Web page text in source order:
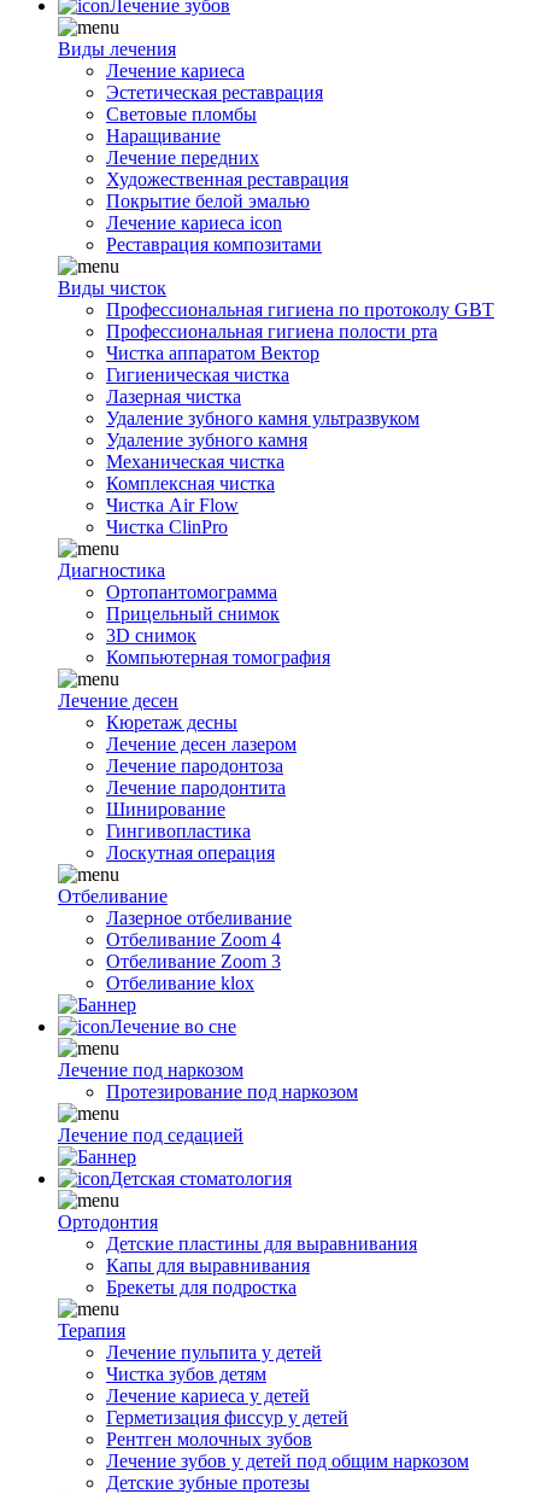
Лечение зубов
Виды лечения
Лечение кариеса
Эстетическая реставрация
Световые пломбы
Наращивание
Лечение передних
Художественная реставрация
Покрытие белой эмалью
Лечение кариеса icon
Реставрация композитами
Виды чисток
Профессиональная гигиена по протоколу GBT
Профессиональная гигиена полости рта
Чистка аппаратом Вектор
Гигиеническая чистка
Лазерная чистка
Удаление зубного камня ультразвуком
Удаление зубного камня
Механическая чистка
Комплексная чистка
Чистка Air Flow
Чистка ClinPro
Диагностика
Ортопантомограмма
Прицельный снимок
3D снимок
Компьютерная томография
Лечение десен
Кюретаж десны
Лечение десен лазером
Лечение пародонтоза
Лечение пародонтита
Шинирование
Гингивопластика
Лоскутная операция
Отбеливание
Лазерное отбеливание
Отбеливание Zoom 4
Отбеливание Zoom 3
Отбеливание klox
Лечение во сне
Лечение под наркозом
Протезирование под наркозом
Лечение под седацией
Детская стоматология
Ортодонтия
Детские пластины для выравнивания
Капы для выравнивания
Брекеты для подростка
Терапия
Лечение пульпита у детей
Чистка зубов детям
Лечение кариеса у детей
Герметизация фиссур у детей
Рентген молочных зубов
Лечение зубов у детей под общим наркозом
Детские зубные протезы